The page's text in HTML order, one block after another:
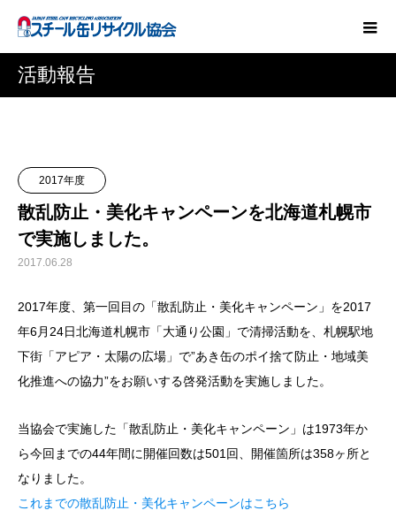
活動報告
2017年度
散乱防止・美化キャンペーンを北海道札幌市
で実施しました。
2017.06.28
2017年度、第一回目の「散乱防止・美化キャンペーン」を2017
年6月24日北海道札幌市「大通り公園」で清掃活動を、札幌駅地
下街「アピア・太陽の広場」で”あき缶のポイ捨て防止・地域美
化推進への協力”をお願いする啓発活動を実施しました。
当協会で実施した「散乱防止・美化キャンペーン」は1973年か
ら今回までの44年間に開催回数は501回、開催箇所は358ヶ所と
なりました。
これまでの散乱防止・美化キャンペーンはこちら